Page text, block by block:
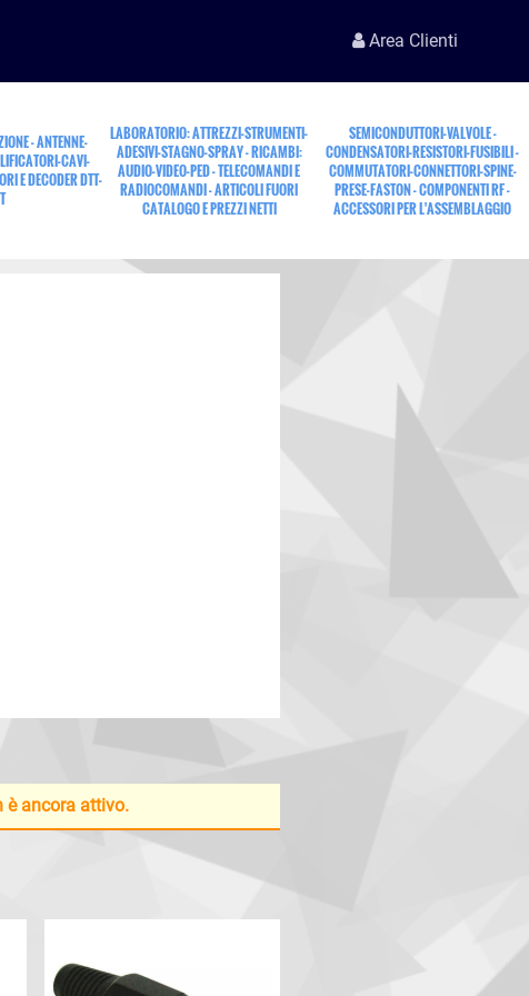
Area Clienti
- ANTENNE-
CAVI-
E DECODER DTT-
LABORATORIO: ATTREZZI-STRUMENTI-
ADESIVI-STAGNO-SPRAY - RICAMBI:
AUDIO-VIDEO-PED - TELECOMANDI E
RADIOCOMANDI - ARTICOLI FUORI
CATALOGO E PREZZI NETTI
SEMICONDUTTORI-VALVOLE -
CONDENSATORI-RESISTORI-FUSIBILI -
COMMUTATORI-CONNETTORI-SPINE-
PRESE-FASTON - COMPONENTI RF -
ACCESSORI PER L'ASSEMBLAGGIO
è ancora attivo.